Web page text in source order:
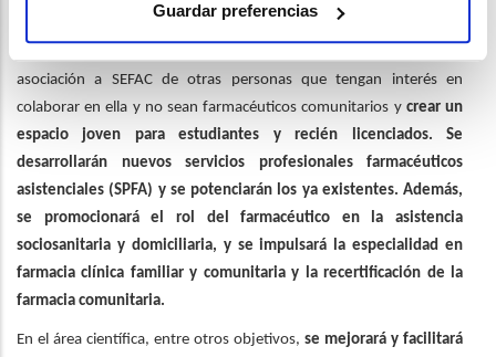
Guardar preferencias
Para la consecución de los objetivos marcados, la nueva Junta
asociación a SEFAC de otras personas que tengan interés en
colaborar en ella y no sean farmacéuticos comunitarios y crear un
espacio joven para estudiantes y recién licenciados. Se
desarrollarán nuevos servicios profesionales farmacéuticos
asistenciales (SPFA) y se potenciarán los ya existentes. Además,
se promocionará el rol del farmacéutico en la asistencia
sociosanitaria y domiciliaria, y se impulsará la especialidad en
farmacia clínica familiar y comunitaria y la recertificación de la
farmacia comunitaria.
En el área científica, entre otros objetivos, se mejorará y facilitará